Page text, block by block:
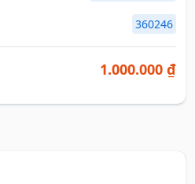
360246
1.000.000 ₫